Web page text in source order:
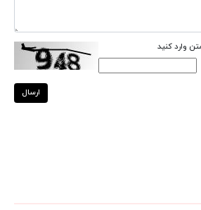
وارد کنید
ارسال